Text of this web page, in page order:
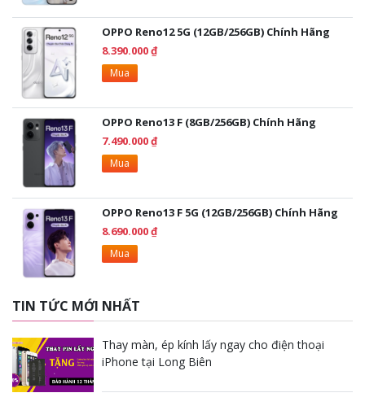
OPPO Reno12 5G (12GB/256GB) Chính Hãng
8.390.000 ₫
Mua
OPPO Reno13 F (8GB/256GB) Chính Hãng
7.490.000 ₫
Mua
OPPO Reno13 F 5G (12GB/256GB) Chính Hãng
8.690.000 ₫
Mua
TIN TỨC MỚI NHẤT
Thay màn, ép kính lấy ngay cho điện thoại
iPhone tại Long Biên